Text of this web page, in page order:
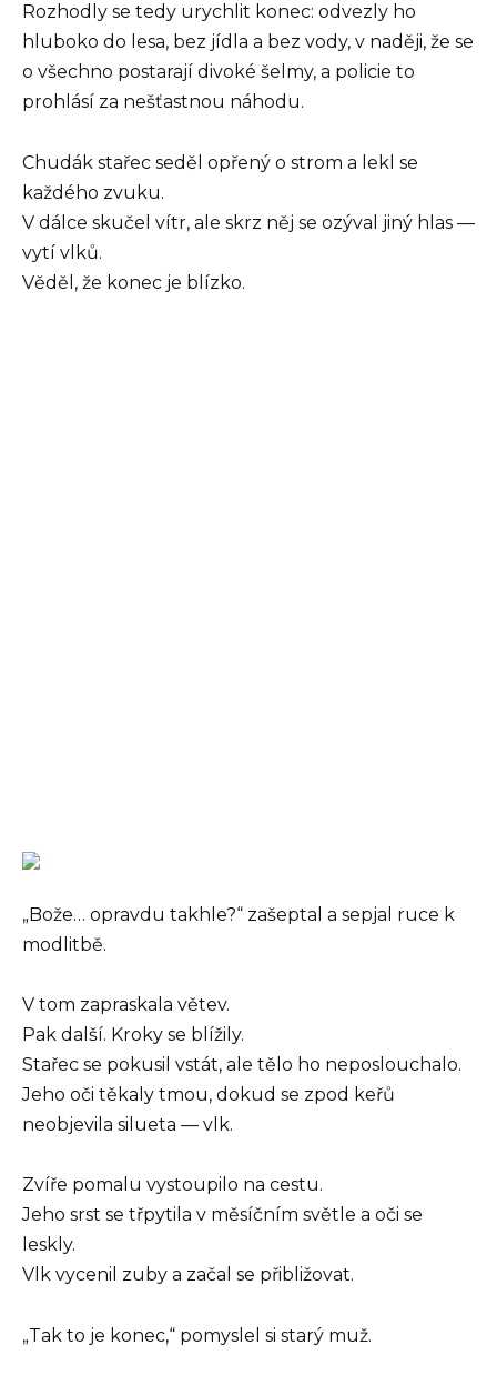
Rozhodly se tedy urychlit konec: odvezly ho
hluboko do lesa, bez jídla a bez vody, v naději, že se
o všechno postarají divoké šelmy, a policie to
prohlásí za nešťastnou náhodu.
Chudák stařec seděl opřený o strom a lekl se
každého zvuku.
V dálce skučel vítr, ale skrz něj se ozýval jiný hlas —
vytí vlků.
Věděl, že konec je blízko.
„Bože… opravdu takhle?“ zašeptal a sepjal ruce k
modlitbě.
V tom zapraskala větev.
Pak další. Kroky se blížily.
Stařec se pokusil vstát, ale tělo ho neposlouchalo.
Jeho oči těkaly tmou, dokud se zpod keřů
neobjevila silueta — vlk.
Zvíře pomalu vystoupilo na cestu.
Jeho srst se třpytila v měsíčním světle a oči se
leskly.
Vlk vycenil zuby a začal se přibližovat.
„Tak to je konec,“ pomyslel si starý muž.